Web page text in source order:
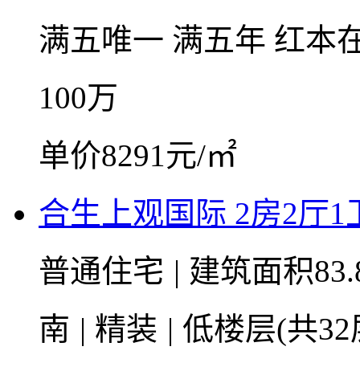
满五唯一 满五年 红本
100万
单价8291元/㎡
合生上观国际 2房2厅1
普通住宅 | 建筑面积
南 | 精装 | 低楼层(共